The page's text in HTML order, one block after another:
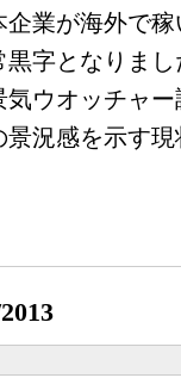
企業が海外で
黒字となりまし
気ウオッチャー
景況感を示す